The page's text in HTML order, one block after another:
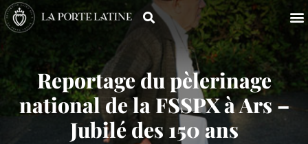
Reportage du pèlerinage
national de la FSSPX à Ars –
Jubilé des 150 ans